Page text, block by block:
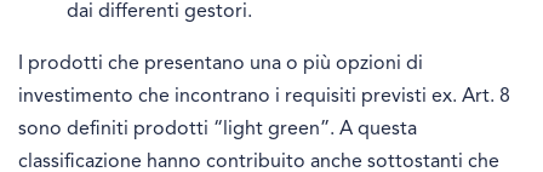
dai differenti gestori.
I prodotti che presentano una o più opzioni di
investimento che incontrano i requisiti previsti ex. Art. 8
sono definiti prodotti “light green”. A questa
classificazione hanno contribuito anche sottostanti che